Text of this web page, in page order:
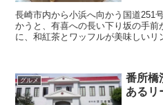
長崎市内から小浜へ向かう国道251
かうと、有喜への長い下り坂の手
に、和紅茶とワッフルが美味しい
グルメ
番所橋
あるリ